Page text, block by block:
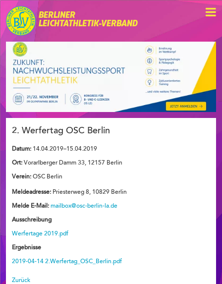
BERLINER
LEICHTATHLETIK-VERBAND
2. Werfertag OSC Berlin
Datum: 14.04.2019–15.04.2019
Ort: Vorarlberger Damm 33, 12157 Berlin
Verein: OSC Berlin
Meldeadresse: Priesterweg 8, 10829 Berlin
Melde E-Mail: mailbox@osc-berlin-la.de
Ausschreibung
Werfertage 2019.pdf
Ergebnisse
2019-04-14 2.Werfertag_OSC_Berlin.pdf
Zurück